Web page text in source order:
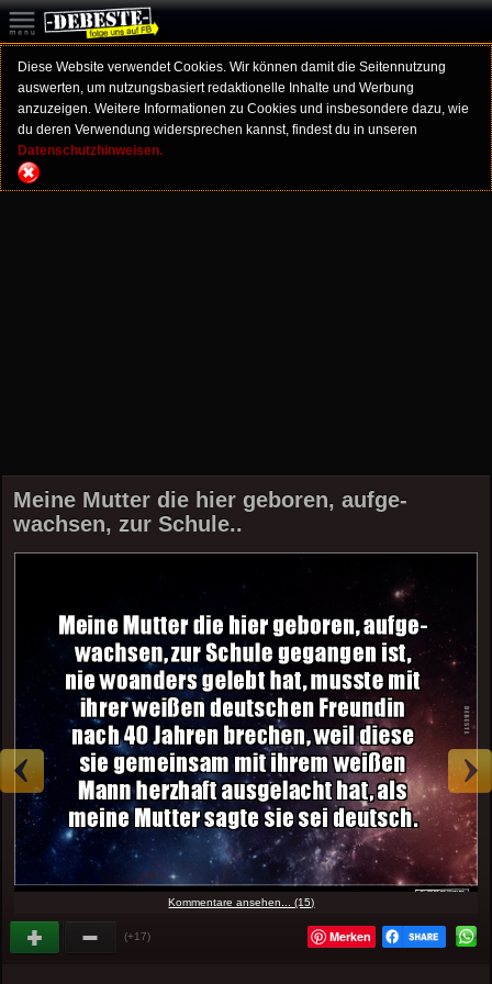
Diese Website verwendet Cookies. Wir können damit die Seitennutzung
auswerten, um nutzungsbasiert redaktionelle Inhalte und Werbung
anzuzeigen. Weitere Informationen zu Cookies und insbesondere dazu, wie
du deren Verwendung widersprechen kannst, findest du in unseren
Datenschutzhinweisen.
Meine Mutter die hier geboren, aufge-
wachsen, zur Schule..
Kommentare ansehen... (15)
(+17) Merken